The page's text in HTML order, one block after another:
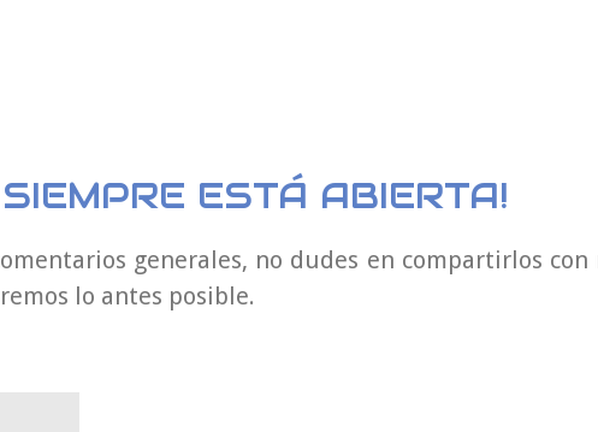
ESTÁ ABIERTA!
generales, no dudes en compartirlos
lo antes posible.